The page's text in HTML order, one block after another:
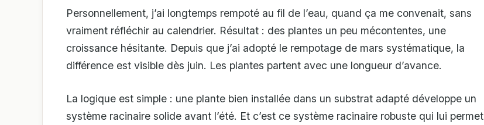
Personnellement, j’ai longtemps rempoté au fil de l’eau, quand ça me convenait, sans
vraiment réfléchir au calendrier. Résultat : des plantes un peu mécontentes, une
croissance hésitante. Depuis que j’ai adopté le rempotage de mars systématique, la
différence est visible dès juin. Les plantes partent avec une longueur d’avance.
La logique est simple : une plante bien installée dans un substrat adapté développe un
système racinaire solide avant l’été. Et c’est ce système racinaire robuste qui lui permet